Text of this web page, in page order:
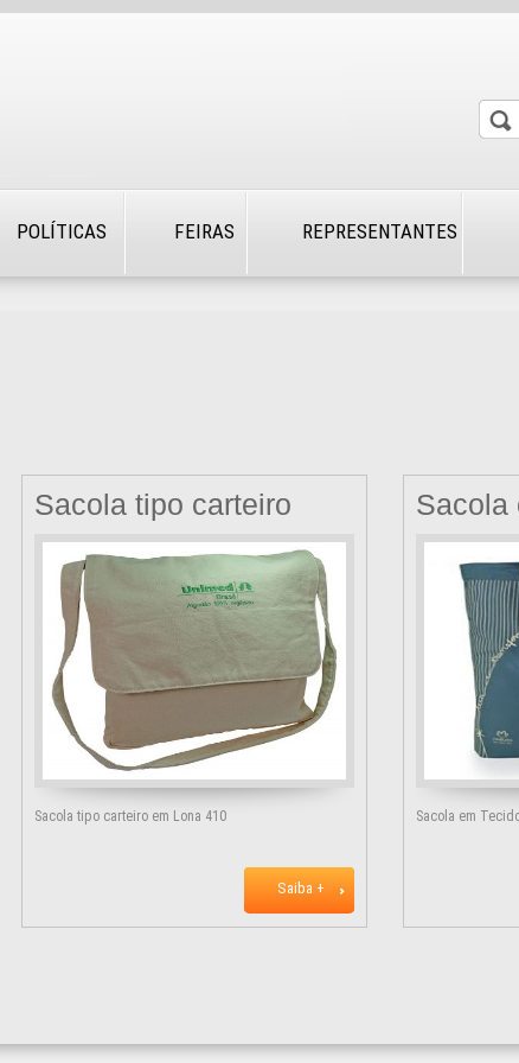
POLÍTICAS FEIRAS REPRESENTANTES
Sacola tipo carteiro
Sacola tipo carteiro em Lona 410
Saiba +
Sacola
Sacola em